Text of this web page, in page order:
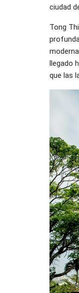
ciudad
Tong
llegado
que las